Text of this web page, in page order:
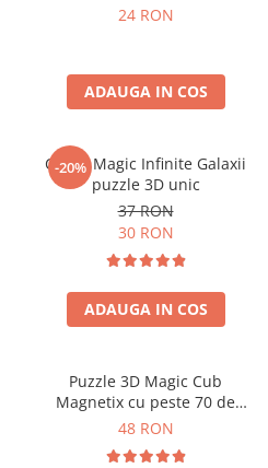
24 RON
ADAUGA IN COS
-20%
Cubul Magic Infinite Galaxii
puzzle 3D unic
37 RON
30 RON
ADAUGA IN COS
Puzzle 3D Magic Cub
Magnetix cu peste 70 de
forme
48 RON